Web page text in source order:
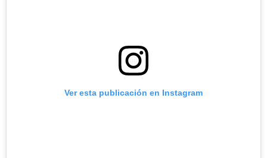
Ver esta publicación en Instagram